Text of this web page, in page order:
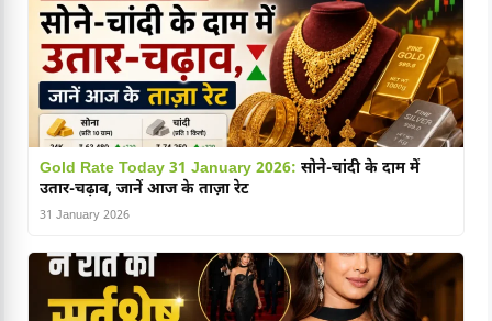
Gold Rate Today 31 January 2026: सोने-चांदी के दाम में
उतार-चढ़ाव, जानें आज के ताज़ा रेट
31 January 2026